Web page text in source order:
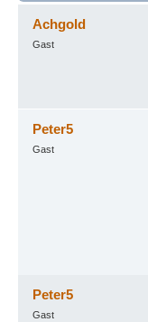
Achgold
Gast
Peter5
Gast
Peter5
Gast